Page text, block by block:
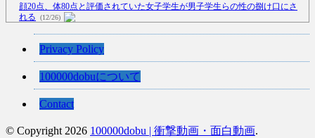
顔20点、体80点と評価されていた女子学生が男子学生らの性の捌け口にさ
れる
(12/26)
【中国】処理水の問題化狙うも不発？ASEAN関連会合で賛同広がらず
(7/13)
【韓国】54.1％「IAEA報告書を信用しない」
Privacy Policy
100000dobuについて
Contact
© Copyright 2026 100000dobu | 衝撃動画・面白動画.